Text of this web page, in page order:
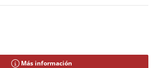
Más información